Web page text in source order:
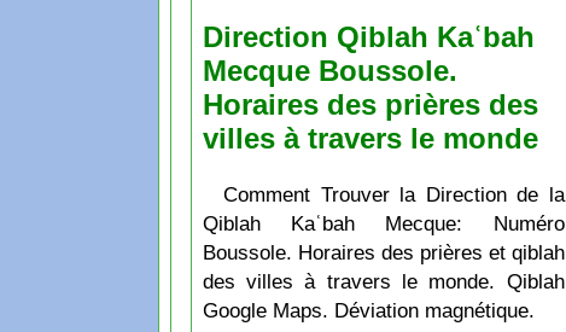
Direction Qiblah Kaʿbah
Mecque Boussole.
Horaires des prières des
villes à travers le monde
Comment Trouver la Direction de la
Qiblah Kaʿbah Mecque: Numéro
Boussole. Horaires des prières et qiblah
des villes à travers le monde. Qiblah
Google Maps. Déviation magnétique.